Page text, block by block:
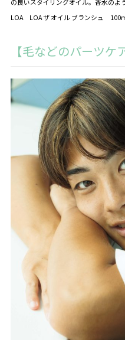
の良いスタイリングオイル。香水のよ
LOA LOA ザ オイル ブランシュ
【毛などのパーツケ